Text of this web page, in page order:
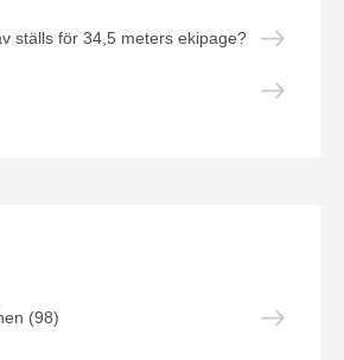
ställs för 34,5 meters ekipage?
(98)